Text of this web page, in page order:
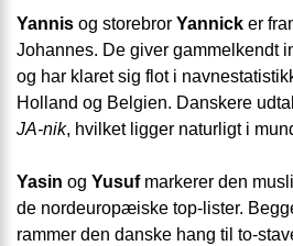
Yannis og storebror Yannick er
Johannes. De giver gammelkendt
og har klaret sig flot i
Holland og Belgien. Danskere
JA-nik, hvilket ligger naturligt i
Yasin og Yusufmarkerer den
de nordeuropæiske top-lister.
rammer den danske hang til to-